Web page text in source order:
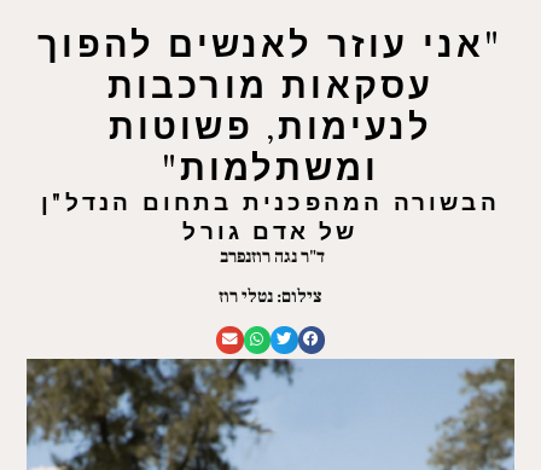
"אני עוזר לאנשים להפוך
עסקאות מורכבות
לנעימות, פשוטות
ומשתלמות"
הבשורה המהפכנית בתחום הנדל"ן
של אדם גורל
ד"ר נגה רוזנפרב
צילום: נטלי רוז